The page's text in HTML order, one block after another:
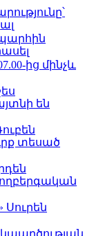
ից մինչև
են
տեսած